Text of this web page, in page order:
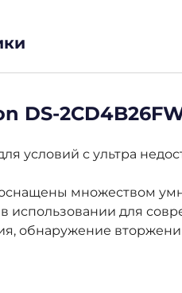
DS-
условий с ультра
множеством
использовании для
обнаружение